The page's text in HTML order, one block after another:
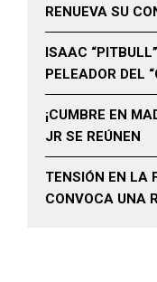
RENUEVA SU
ISAAC
PELEADOR DEL
¡CUMBRE EN
JR SE REÚNEN
TENSIÓN EN LA
CONVOCA UNA